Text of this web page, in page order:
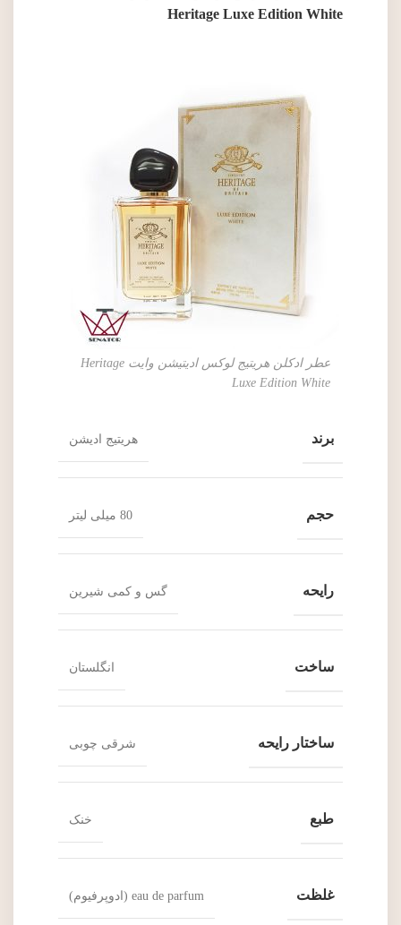
Heritage Luxe Edition White
عطر ادکلن هریتیج لوکس ادیتیشن وایت Heritage
Luxe Edition White
برند هریتیج ادیشن
حجم 80 میلی لیتر
رایحه گس و کمی شیرین
ساخت انگلستان
ساختار رایحه شرقی چوبی
طبع خنک
غلظت eau de parfum (ادوپرفیوم)